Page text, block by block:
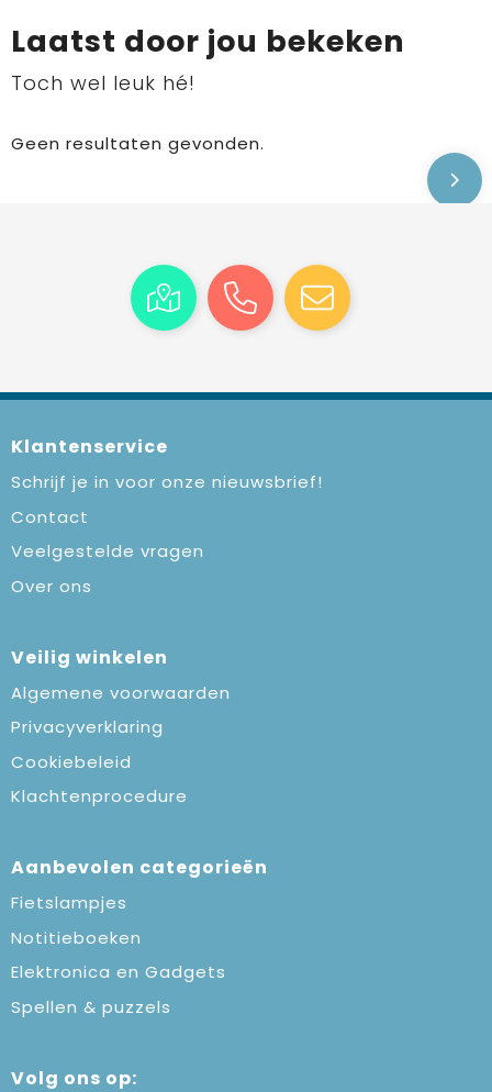
Laatst door jou bekeken
Toch wel leuk hé!
Geen resultaten gevonden.
Klantenservice
Schrijf je in voor onze nieuwsbrief!
Contact
Veelgestelde vragen
Over ons
Veilig winkelen
Algemene voorwaarden
Privacyverklaring
Cookiebeleid
Klachtenprocedure
Aanbevolen categorieën
Fietslampjes
Notitieboeken
Elektronica en Gadgets
Spellen & puzzels
Volg ons op: